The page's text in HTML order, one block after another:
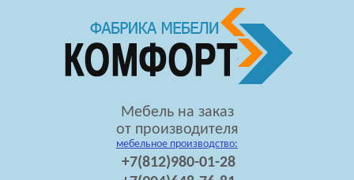
Мебель на заказ
от производителя
мебельное производство:
+7(812)980-01-28